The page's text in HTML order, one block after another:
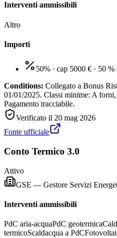
Interventi ammissibili
Altro
Importi
50% · cap 5000 € · 50 %
Conditions: Collegato a Bonus
01/01/2025. Classi minime: A
Pagamento tracciabile.
Verificato il 20 mag 2026
Fonte ufficiale
Conto Termico 3.0
Attivo
GSE — Gestore Servizi
Interventi ammissibili
PdC aria-acquaPdC geotermica
termicoScaldacqua a PdC